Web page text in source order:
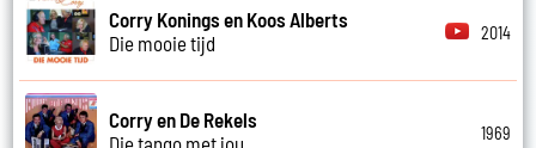
Corry Konings en Koos Alberts
Die mooie tijd
2014
Corry en De Rekels
Die tango met jou
1969